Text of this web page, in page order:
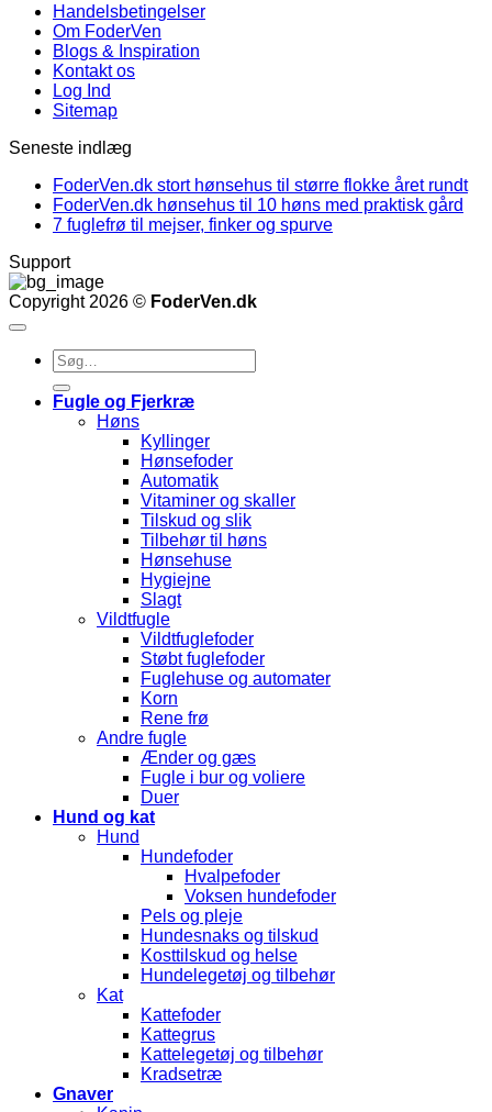
Handelsbetingelser
Om FoderVen
Blogs & Inspiration
Kontakt os
Log Ind
Sitemap
Seneste indlæg
FoderVen.dk stort hønsehus til større flokke året rundt
FoderVen.dk hønsehus til 10 høns med praktisk gård
7 fuglefrø til mejser, finker og spurve
Support
Copyright 2026 © FoderVen.dk
Søg
efter:
Fugle og Fjerkræ
Høns
Kyllinger
Hønsefoder
Automatik
Vitaminer og skaller
Tilskud og slik
Tilbehør til høns
Hønsehuse
Hygiejne
Slagt
Vildtfugle
Vildtfuglefoder
Støbt fuglefoder
Fuglehuse og automater
Korn
Rene frø
Andre fugle
Ænder og gæs
Fugle i bur og voliere
Duer
Hund og kat
Hund
Hundefoder
Hvalpefoder
Voksen hundefoder
Pels og pleje
Hundesnaks og tilskud
Kosttilskud og helse
Hundelegetøj og tilbehør
Kat
Kattefoder
Kattegrus
Kattelegetøj og tilbehør
Kradsetræ
Gnaver